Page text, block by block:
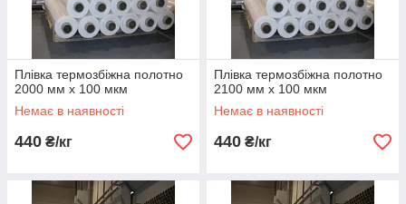
Плівка термозбіжна полотно
2000 мм х 100 мкм
Немає в наявності
440 ₴/кг
Плівка термозбіжна полотно
2100 мм х 100 мкм
Немає в наявності
440 ₴/кг